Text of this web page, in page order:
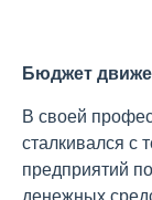
Бюджет
В своей
сталкивался с
предприятий